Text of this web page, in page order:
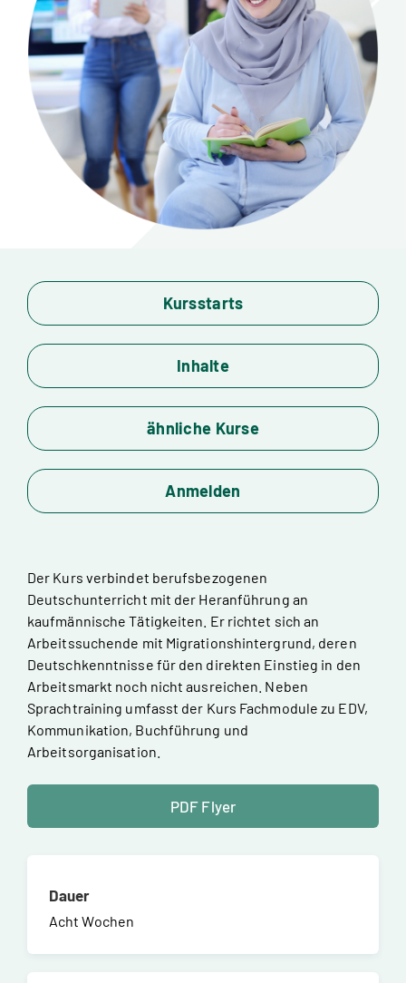
Standorte
Jobs
Kontakt
Kursstarts
Inhalte
ähnliche Kurse
Anmelden
Der Kurs verbindet berufsbezogenen
Deutschunterricht mit der Heranführung an
kaufmännische Tätigkeiten. Er richtet sich an
Arbeitssuchende mit Migrationshintergrund, deren
Deutschkenntnisse für den direkten Einstieg in den
Arbeitsmarkt noch nicht ausreichen. Neben
Sprachtraining umfasst der Kurs Fachmodule zu EDV,
Kommunikation, Buchführung und
Arbeitsorganisation.
PDF Flyer
Dauer
Acht Wochen